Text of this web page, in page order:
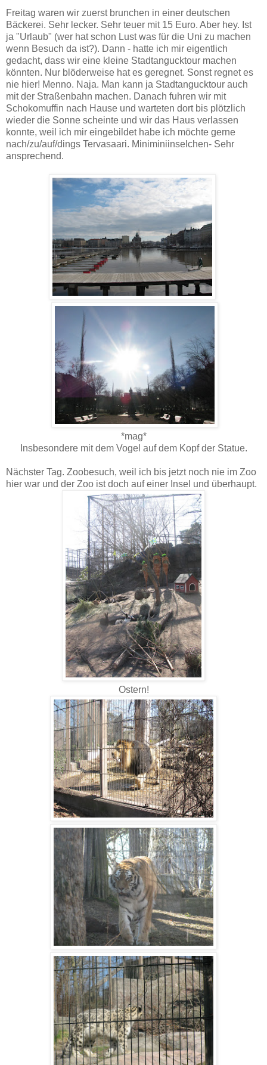
Freitag waren wir zuerst brunchen in einer deutschen
Bäckerei. Sehr lecker. Sehr teuer mit 15 Euro. Aber hey. Ist
ja "Urlaub" (wer hat schon Lust was für die Uni zu machen
wenn Besuch da ist?). Dann - hatte ich mir eigentlich
gedacht, dass wir eine kleine Stadtangucktour machen
könnten. Nur blöderweise hat es geregnet. Sonst regnet es
nie hier! Menno. Naja. Man kann ja Stadtangucktour auch
mit der Straßenbahn machen. Danach fuhren wir mit
Schokomuffin nach Hause und warteten dort bis plötzlich
wieder die Sonne scheinte und wir das Haus verlassen
konnte, weil ich mir eingebildet habe ich möchte gerne
nach/zu/auf/dings Tervasaari. Miniminiinselchen- Sehr
ansprechend.
*mag*
Insbesondere mit dem Vogel auf dem Kopf der Statue.
Nächster Tag. Zoobesuch, weil ich bis jetzt noch nie im Zoo
hier war und der Zoo ist doch auf einer Insel und überhaupt.
Ostern!